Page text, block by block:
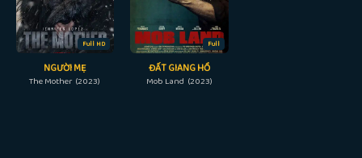
Full HD
NGƯỜI MẸ
The Mother (2023)
Full
ĐẤT GIANG HỒ
Mob Land (2023)